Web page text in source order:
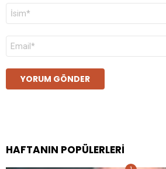
Ad
E-
posta
*
HAFTANIN POPÜLERLERI